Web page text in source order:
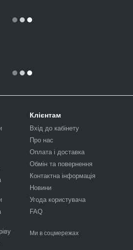
Клієнтам
Вхід до кабінету
Про нас
Оплата і доставка
Обмін та повернення
Контактна інформація
Новини
Угода користувача
FAQ
Ми в соцмережах